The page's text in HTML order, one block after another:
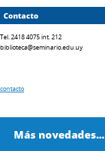
Contacto
Tel. 2418 4075 int. 212
biblioteca@seminario.edu.uy
contacto
Más novedades...